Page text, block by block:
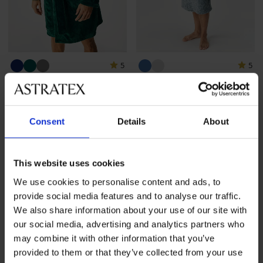
Consent Details About
This website uses cookies
We use cookies to personalise content and ads, to
provide social media features and to analyse our traffic.
We also share information about your use of our site with
our social media, advertising and analytics partners who
may combine it with other information that you’ve
provided to them or that they’ve collected from your use
5
Warme badjas Louie kort
44,99 €
5
Warme badjas Francis lang
52,99 €